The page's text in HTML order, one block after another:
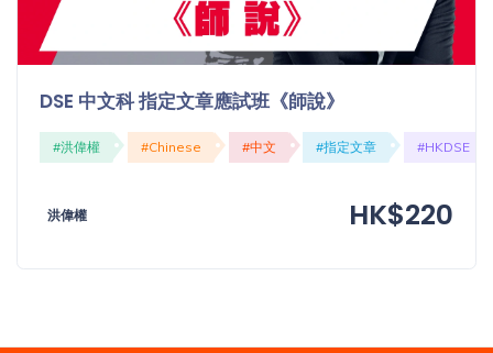
DSE 中文科 指定文章應試班《師說》
#洪偉權 #Chinese #中文 #指定文章 #HKDSE
洪偉權 HK$220